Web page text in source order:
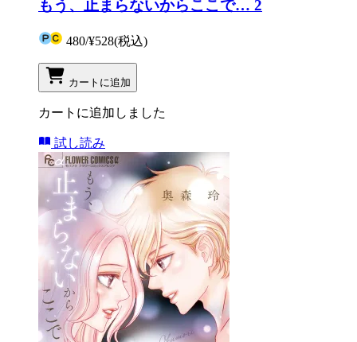
もう、止まらないからここで… 2
480/¥528(税込)
カートに追加
カートに追加しました
試し読み